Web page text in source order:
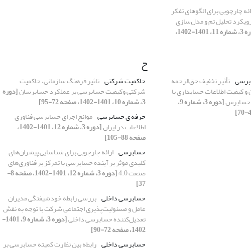
چارچوبی برای الگوهای تفکر
تحلیل تم و مدل‌سازی
[دوره 3، شماره 11، 1401-1402،
تأثیر تخفیف حق‌الزحمه
کیفیت اطلاعات حسابداری با
حسابرس [دوره 3، شماره 9،
ح
حاکمیت شرکتی تاثیر فرهنگ سازمانی، حاکمیت
شرکتی وکیفیت حسابرسی بر عملکرد حسابرسان[دوره
3، شماره 10، 1401-1402، صفحه 72-95]
حرفه ی حسابرسی موانع اجرای حسابرسی فناوری
اطلاعات در ایران [دوره 3، شماره 12، 1401-1402،
صفحه 88-105]
حسابرسی ارائه چارچوبی برای شناسایی پیشران‌های
کلیدی موثر بر آینده حسابرسی با تمرکز بر فناوری‌های
صنعت 4.0 [دوره 3، شماره 12، 1401-1402، صفحه 8-
37]
حسابرسی داخلی بررسی رابطه خودشیفتگی مدیران
عامل و مسئولیت‌پذیری اجتماعی شرکت با توجه به نقش
تعدیل‌کننده حسابرسی داخلی [دوره 3، شماره 9، 1401-
1402، صفحه 72-90]
حسابرسی داخلی رابطه بین نظارت کمیته حسابرسی بر